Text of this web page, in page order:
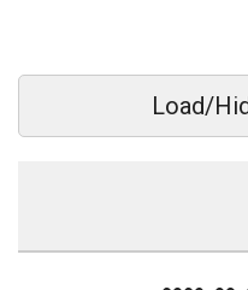
Load/